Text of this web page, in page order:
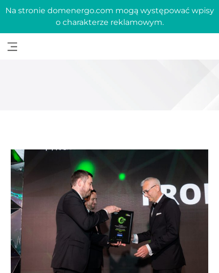
Na stronie domenergo.com mogą występować wpisy
o charakterze reklamowym.